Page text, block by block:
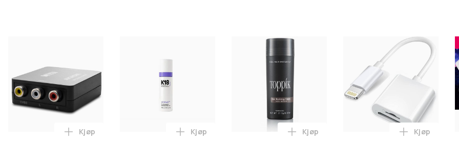
Legg RCA til HDMI Converter 1080p - Adapter i handlekurven
Kjøp Legg K18 Airwash Dry Shampoo Nonaerosol Balances Scalp & Controls
Kjøp Legg Toppik - 27,5g - Dark Brown -
Kjøp Legg
Kjøp